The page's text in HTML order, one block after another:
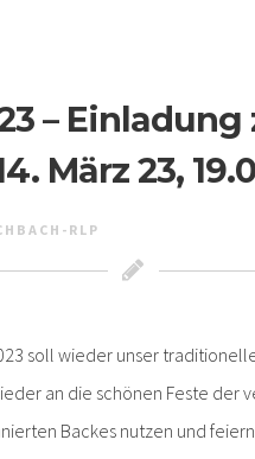
–
März 23,
RLP
soll wieder unser
an die schönen Feste der
Backes nutzen und feiern.